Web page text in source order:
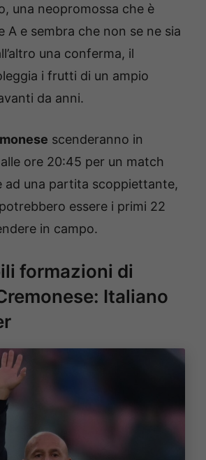
una neopromossa che è
A e sembra che non se ne sia
una conferma, il
i frutti di un ampio
da anni.
scenderanno in
ore 20:45 per un match
ad una partita scoppiettante,
essere i primi 22
in campo.
formazioni di
Italiano